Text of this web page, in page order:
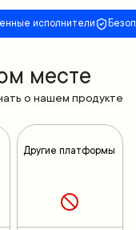
исполнители
месте
о нашем продукте
Другие платформы